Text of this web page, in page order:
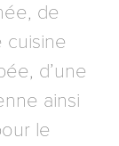
de
cuisine
d’une
ainsi
le